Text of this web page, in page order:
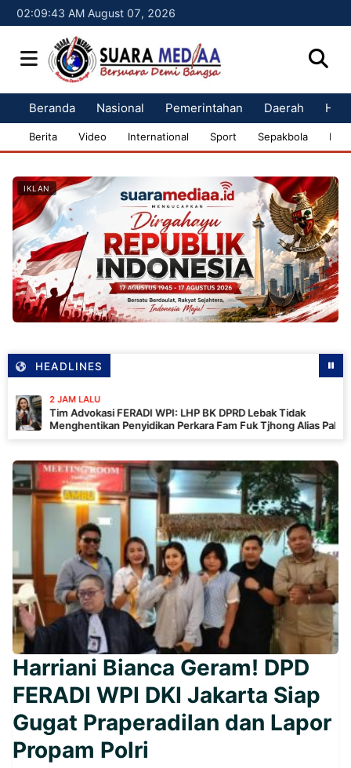
02:09:44 AM August 07, 2026
Beranda Nasional Pemerintahan Daerah
Berita Video International Sport Sepakbola
IKLAN
HEADLINES
LALU
Advokasi FERADI WPI: LHP BK DPRD Lebak Tidak
Penyidikan Perkara Fam Fuk Tjhong Alias Pak
Harriani Bianca Geram! DPD
FERADI WPI DKI Jakarta Siap
Gugat Praperadilan dan Lapor
Propam Polri